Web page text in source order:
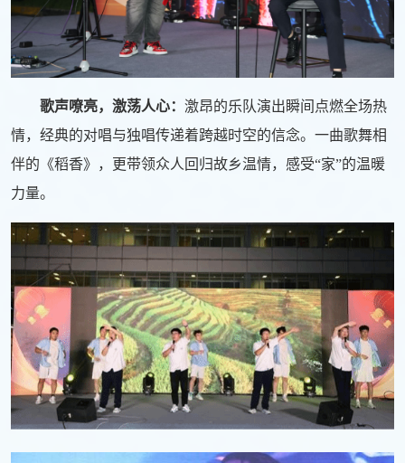
歌声嘹亮，激荡人心： 激昂的乐队演出瞬间点燃全场热
情，经典的对唱与独唱传递着跨越时空的信念。一曲歌舞相
伴的《稻香》，更带领众人回归故乡温情，感受“家”的温暖
力量。